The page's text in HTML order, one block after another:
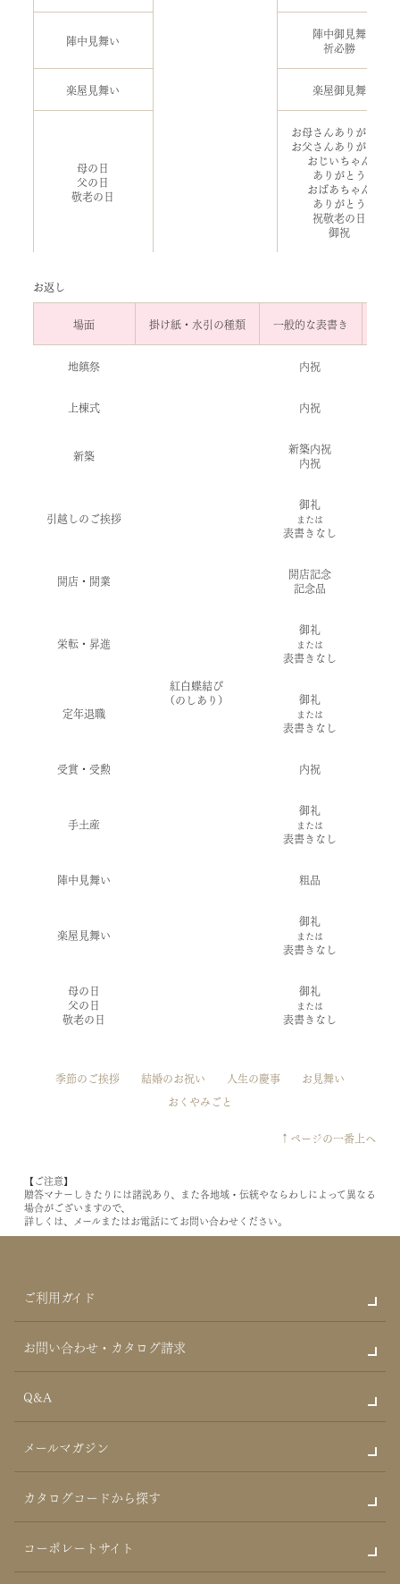
陣中見舞い
陣中御見舞
祈必勝
楽屋見舞い 楽屋御見舞
母の日
父の日
敬老の日
お母さんありがとう
お父さんありがとう
おじいちゃん
ありがとう
おばあちゃん
ありがとう
祝敬老の日
御祝
お返し
場面 掛け紙・水引の種類 一般的な表書き
地鎮祭
紅白蝶結び
（のしあり）
内祝
上棟式 内祝
新築
新築内祝
内祝
引越しのご挨拶
御礼
または
表書きなし
開店・開業
開店記念
記念品
栄転・昇進
御礼
または
表書きなし
定年退職
御礼
または
表書きなし
受賞・受勲 内祝
手土産
御礼
または
表書きなし
陣中見舞い 粗品
楽屋見舞い
御礼
または
表書きなし
母の日
父の日
敬老の日
御礼
または
表書きなし
季節のご挨拶 結婚のお祝い 人生の慶事
お見舞い
おくやみごと
↑ページの一番上へ
【ご注意】
贈答マナーしきたりには諸説あり、また各地域・伝統やならわしによって異なる
場合がございますので、
詳しくは、メールまたはお電話にてお問い合わせください。
ご利用ガイド
お問い合わせ・カタログ請求
Q&A
メールマガジン
カタログコードから探す
コーポレートサイト